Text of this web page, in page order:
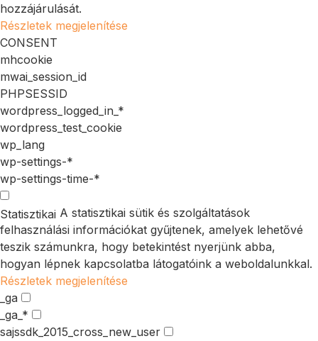
hozzájárulását.
Részletek megjelenítése
CONSENT
mhcookie
mwai_session_id
PHPSESSID
wordpress_logged_in_*
wordpress_test_cookie
wp_lang
wp-settings-*
wp-settings-time-*
Statisztikai A statisztikai sütik és szolgáltatások
felhasználási információkat gyűjtenek, amelyek lehetővé
teszik számunkra, hogy betekintést nyerjünk abba,
hogyan lépnek kapcsolatba látogatóink a weboldalunkkal.
Részletek megjelenítése
_ga
_ga_*
sajssdk_2015_cross_new_user